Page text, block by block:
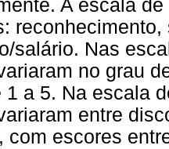
A escala
salário. Nas
no grau
1 a 5. Na escala
entre
com escores